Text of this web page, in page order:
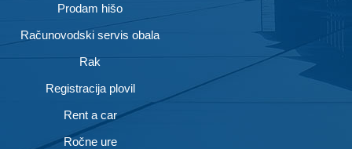
Prodam hišo
Računovodski servis obala
Rak
Registracija plovil
Rent a car
Ročne ure